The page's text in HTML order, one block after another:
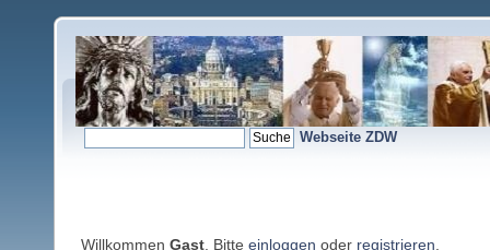
Webseite ZDW
Willkommen Gast . Bitte einloggen oder registrieren